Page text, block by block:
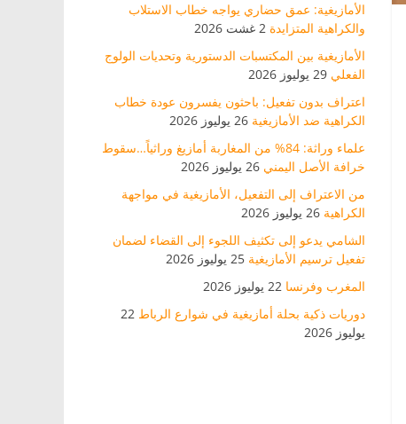
الأمازيغية: عمق حضاري يواجه خطاب الاستلاب
والكراهية المتزايدة 2 غشت 2026
الأمازيغية بين المكتسبات الدستورية وتحديات الولوج
الفعلي 29 يوليوز 2026
اعتراف بدون تفعيل: باحثون يفسرون عودة خطاب
الكراهية ضد الأمازيغية 26 يوليوز 2026
علماء وراثة: 84% من المغاربة أمازيغ وراثياً…سقوط
خرافة الأصل اليمني 26 يوليوز 2026
من الاعتراف إلى التفعيل، الأمازيغية في مواجهة
الكراهية 26 يوليوز 2026
الشامي يدعو إلى تكثيف اللجوء إلى القضاء لضمان
تفعيل ترسيم الأمازيغية 25 يوليوز 2026
المغرب وفرنسا 22 يوليوز 2026
دوريات ذكية بحلة أمازيغية في شوارع الرباط 22
يوليوز 2026